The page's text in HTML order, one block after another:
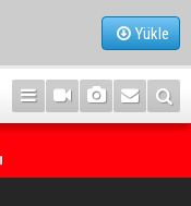
Yükle